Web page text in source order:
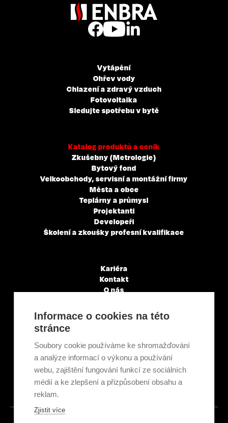
Vytápění
Ohřev vody
Chlazení a zdravý vzduch
Fotovoltaika
Sledujte spotřebu v bytě
Katalog produktů a ceník
Zkušebny (Metrologie)
Bytový fond
Velkoobchody, servisní a montážní firmy
Města a obce
Teplárny a průmysl
Projektanti
Developeři
Školení a zkoušky profesní kvalifikace
Kariéra
Kontakt
O nás
Články a novinky
GDPR & Cookies
Ekologická recyklace
Projekty EU
Intranet - Přihlášení
Přihlášení
Informace o cookies na této
stránce
Soubory cookie používáme ke shromažďování
a analýze informací o výkonu a používání
webu, zajištění fungování funkcí ze sociálních
médií a ke zlepšení a přizpůsobení obsahu a
reklam.
Zjistit více